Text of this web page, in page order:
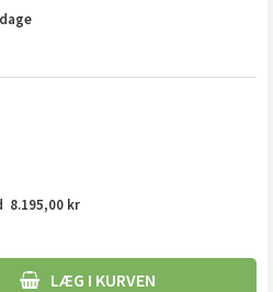
8.195,00 kr
LÆG I KURVEN